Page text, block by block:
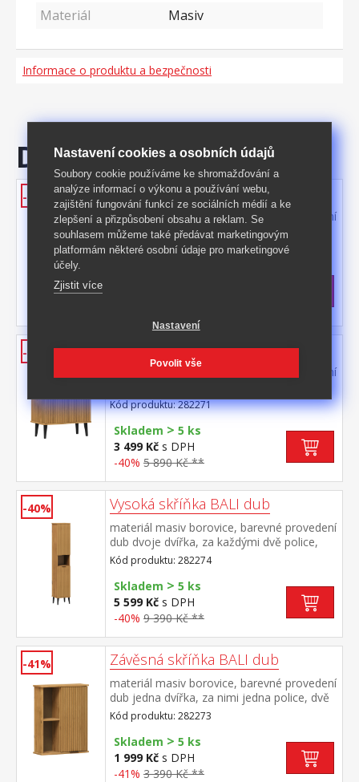
Materiál Masiv
Informace o produktu a bezpečnosti
Doporučujeme
-40% Skříňka BALI dub
materiál masiv borovice, barevné provedení
dub jedna dvířka, za nimi dvě police, tři
niky maximální nosnosti uvedeny v návodu
k montáži součást sestavy BALI
Kód produktu: 282272
-40% Skříňka pod umyvadlo BALI dub
materiál masiv borovice, barevné provedení
nosnosti uvedeny v návodu k
montáži součást sestavy BALI
Kód produktu: 282271
Skladem > 5 ks
3 499 Kč s DPH
-40% 5 890 Kč **
-40% Vysoká skříňka BALI dub
materiál masiv borovice, barevné provedení
dub dvoje dvířka, za každými dvě police,
jedna nika možnost montáže na levou
nebo pravou stranu maximální nosnosti
uvedeny v návodu k montáži součást
sestavy BALI
Kód produktu: 282274
Skladem > 5 ks
5 599 Kč s DPH
-40% 9 390 Kč **
-41% Závěsná skříňka BALI dub
materiál masiv borovice, barevné provedení
dub jedna dvířka, za nimi jedna police, dvě
niky maximální nosnosti uvedeny v návodu
k montáži součást sestavy BALI
Kód produktu: 282273
Skladem > 5 ks
1 999 Kč s DPH
-41% 3 390 Kč **
Nastavení cookies a osobních údajů
Soubory cookie používáme ke shromažďování a
analýze informací o výkonu a používání webu,
zajištění fungování funkcí ze sociálních médií a ke
zlepšení a přizpůsobení obsahu a reklam. Se
souhlasem můžeme také předávat marketingovým
platformám některé osobní údaje pro marketingové
účely.
Zjistit více
Nastavení
Povolit vše